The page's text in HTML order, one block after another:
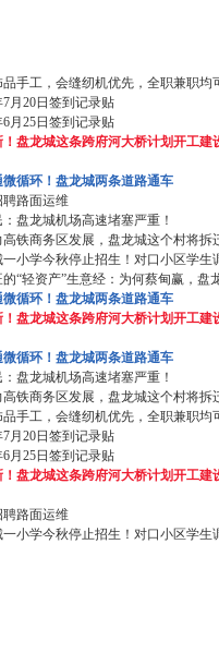
手工，会缝纫机优先，全职兼职均
7月20日签到记录贴
6月25日签到记录贴
！盘龙城这条跨府河大桥计划开工建
微循环！盘龙城两条道路通车
聘路面运维
：盘龙城机场高速堵塞严重！
高铁商务区发展，盘龙城这个村将拆
一小学今秋停止招生！对口小区学生
的“轻资产”生意经：为何蔡甸赢，盘
微循环！盘龙城两条道路通车
！盘龙城这条跨府河大桥计划开工建
微循环！盘龙城两条道路通车
：盘龙城机场高速堵塞严重！
高铁商务区发展，盘龙城这个村将拆
手工，会缝纫机优先，全职兼职均
7月20日签到记录贴
6月25日签到记录贴
！盘龙城这条跨府河大桥计划开工建
聘路面运维
一小学今秋停止招生！对口小区学生